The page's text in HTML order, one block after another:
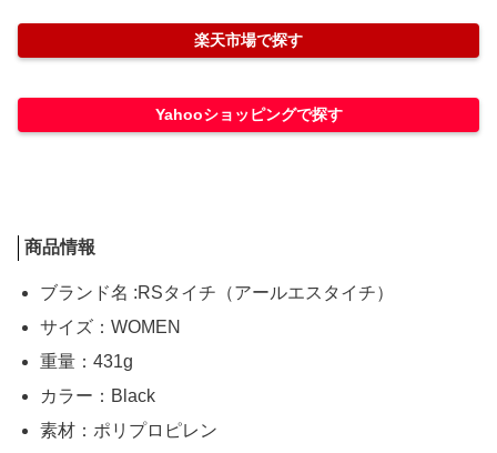
楽天市場で探す
Yahooショッピングで探す
商品情報
ブランド名 :RSタイチ（アールエスタイチ）
サイズ：WOMEN
重量：431g
カラー：Black
素材：ポリプロピレン